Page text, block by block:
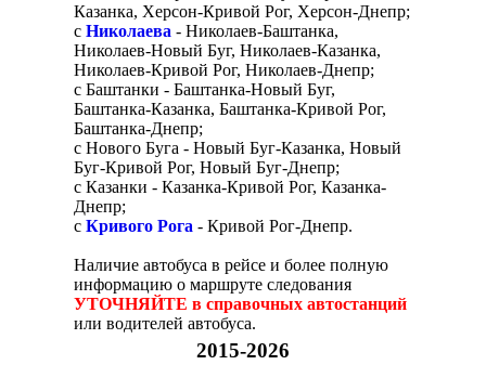
Казанка, Херсон-Кривой Рог, Херсон-Днепр;
сНиколаева - Николаев-Баштанка,
Николаев-Новый Буг, Николаев-Казанка,
Николаев-Кривой Рог, Николаев-Днепр;
с Баштанки - Баштанка-Новый Буг,
Баштанка-Казанка, Баштанка-Кривой Рог,
Баштанка-Днепр;
с Нового Буга - Новый Буг-Казанка, Новый
Буг-Кривой Рог, Новый Буг-Днепр;
с Казанки - Казанка-Кривой Рог, Казанка-
Днепр;
сКривого Рога - Кривой Рог-Днепр.
Наличие автобуса в рейсе и более полную
информацию о маршруте следования
УТОЧНЯЙТЕ в справочных автостанций
или водителей автобуса.
2015-2026